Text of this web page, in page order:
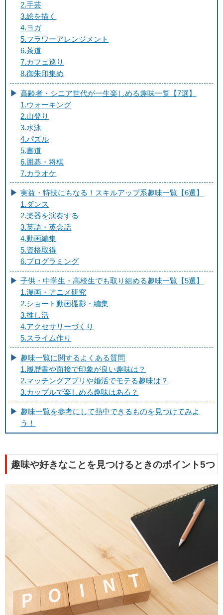
2.手芸
3.絵を描く
4.ヨガ
5.フラワーアレンジメント
6.茶道
7.カフェ巡り
8.御朱印集め
高齢者・シニア世代が一生楽しめる趣味一覧【7選】
1.ウォーキング
2.山登り
3.水泳
4.パズル
5.書道
6.囲碁・将棋
7.カラオケ
実益・特技にもなる！スキルアップ系趣味一覧【6選】
1.ダンス
2.楽器を演奏する
3.英語・英会話
4.動画編集
5.資格取得
6.プログラミング
子供・中学生・高校生でも取り組める趣味一覧【5選】
1.漫画・アニメ研究
2.ショート動画撮影・編集
3.推し活
4.アクセサリーづくり
5.スライム作り
趣味一覧に関するよくある質問
1.履歴書や面接で印象が良い趣味は？
2.マッチングアプリや婚活でモテる趣味は？
3.カップルで楽しめる趣味はある？
趣味一覧を参考にして熱中できるものを見つけてみよ
う！
趣味や好きなことを見つけるときのポイント5つ